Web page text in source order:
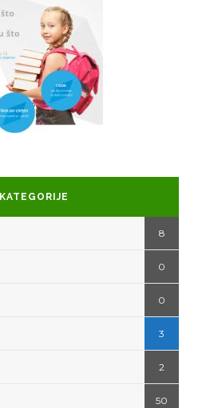
KATEGORIJE
8
0
0
3
2
50